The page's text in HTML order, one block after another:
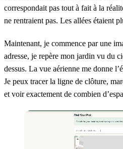
correspondait pas tout à fait à la
ne rentraient pas. Les allées étaient
Maintenant, je commence par une
adresse, je repère mon jardin vu du
dessus. La vue aérienne me donne
Je peux tracer la ligne de clôture,
et voir exactement de combien